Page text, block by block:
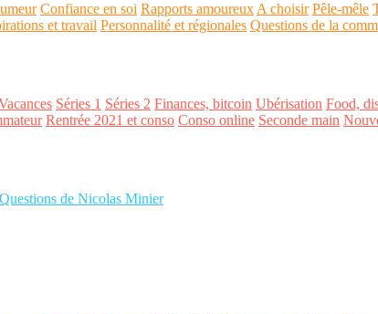
Confiance en soi Rapports amoureux A choisir Pêle-mêle
et travail Personnalité et régionales Questions de la
Séries 1 Séries 2 Finances, bitcoin Ubérisation Food,
Rentrée 2021 et conso Conso online Seconde main
Questions de Nicolas Minier